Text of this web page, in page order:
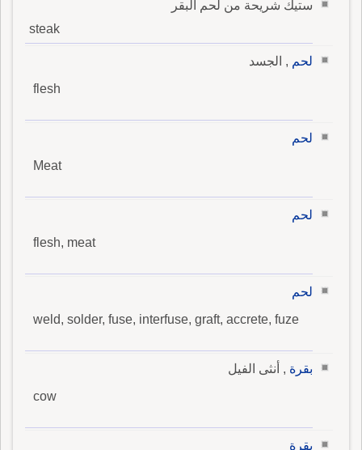
ستيك شريحة من لحم البقر
steak
لحم , الجسد
flesh
لحم
Meat
لحم
flesh, meat
لحم
weld, solder, fuse, interfuse, graft, accrete, fuze
بقرة , أنثى الفيل
cow
بقرة